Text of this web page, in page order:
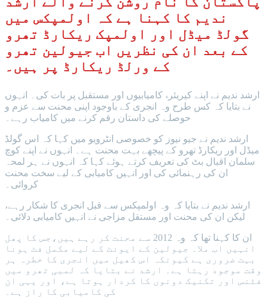
ندیم کا کہنا ہے کہ اولمپکس میں
گولڈ میڈل اور اولمپک ریکارڈ تھرو
کے بعد ان کی نظریں اب جیولین تھرو
کے ورلڈ ریکارڈ پر ہیں۔
ارشد ندیم نے اپنے کیریئر، کامیابیوں اور مستقبل پر بات کی۔ انہوں
نے بتایا کہ کس طرح وہ انجری کے باوجود اپنی محنت سے عزم و
حوصلے کی داستان رقم کرنے میں کامیاب رہے۔
ارشد ندیم نے جیو نیوز کو خصوصی انٹرویو میں کہا کہ اس گولڈ
میڈل اور ریکارڈ تھرو کے پیچھے بہت محنت ہے۔ انہوں نے اپنے کوچ
سلمان اقبال بٹ کی تعریف کرتے ہوئے کہا کہ انہوں نے ہر لمحہ
ان کی رہنمائی کی اور انہیں کامیابی کے لیے سخت محنت
ارشد ندیم نے بتایا کہ وہ اولمپکس سے قبل انجری کا شکار رہے،
لیکن ان کی محنت اور مستقل مزاجی نے انہیں کامیابی دلائی۔
ان کا کہنا تھا کہ وہ 2012 سے محنت کر رہے ہیں،جس کا پھل
انہیں اب ملا۔ جیولین کے ایونٹ کے لیے مکمل فٹ ہونا
بہت ضروری ہے کیونکہ اس کھیل میں انجری کا خطرہ ہر
وقت موجود رہتا ہے۔ ارشد نے بتایا کہ لمبی تھرو میں
فٹنس اور تکنیک دونوں کا کردار ہوتا ہے، اور یہی ان
کی کامیابی کا راز ہے۔